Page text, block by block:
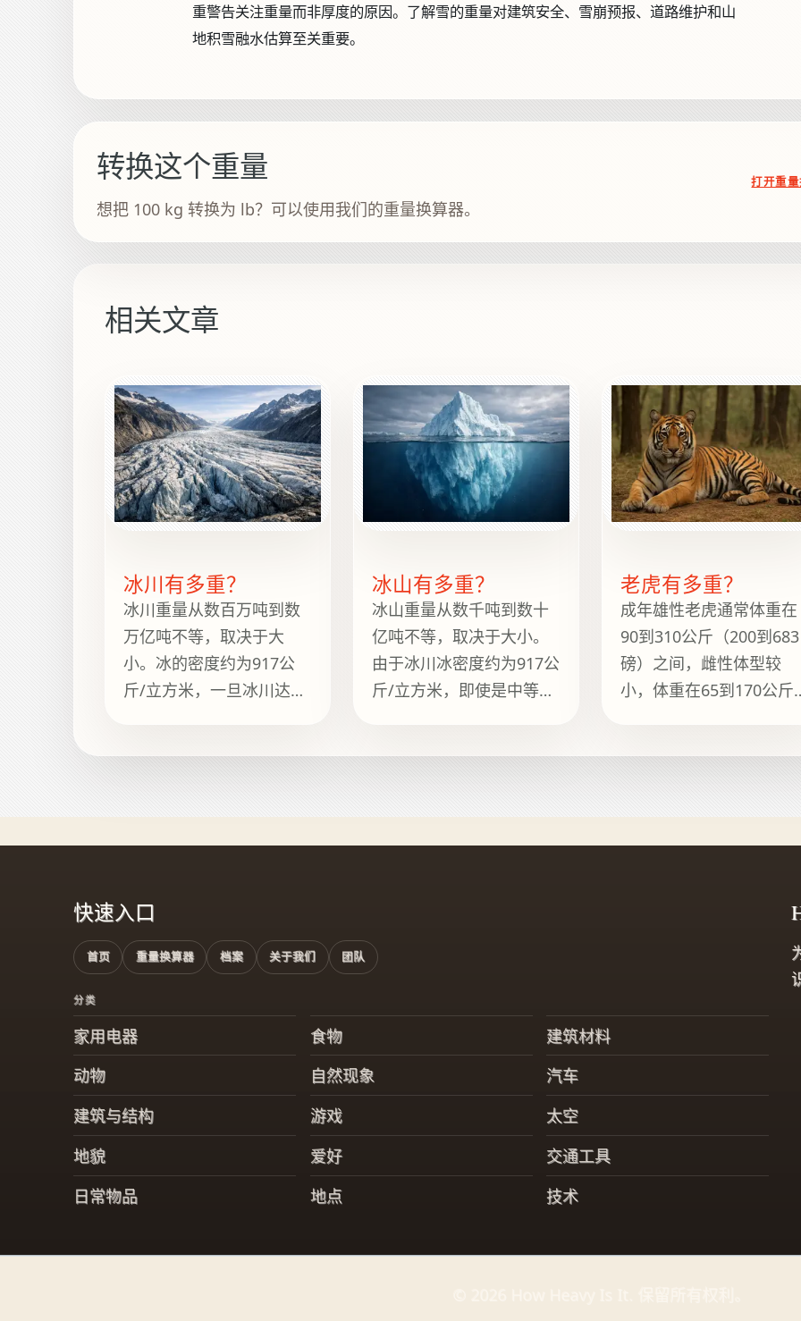
重警告关注重量而非厚度的原因。了解雪的重量对建筑安全、雪崩预报、道路维护和山
地积雪融水估算至关重要。
转换这个重量
想把 100 kg 转换为 lb？可以使用我们的重量换算器。
打开重
相关文章
冰川有多重？
冰川重量从数百万吨到数
万亿吨不等，取决于大
小。冰的密度约为917公
斤/立方米，一旦冰川达到
南，方便继续浏览。
冰山有多重？
冰山重量从数千吨到数十
亿吨不等，取决于大小。
由于冰川冰密度约为917公
斤/立方米，即使是中等大
南，方便继续浏览。
老虎有多重？
成年雄性老虎通常体重在
90到310公斤（200到683
磅）之间，雌性体型较
小，体重在65到170公斤
览。
快速入口
首页 重量换算器 档案 关于我们 团队
分类
家用电器 食物
建筑材料
动物
自然现象
汽车
建筑与结构
游戏
太空
地貌
爱好
交通工具
日常物品
地点 技术